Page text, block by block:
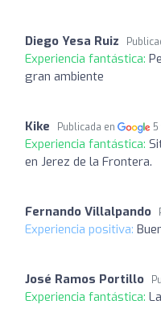
Diego Yesa Ruiz
Experiencia fantástica:
gran ambiente
Kike Publicada en 5
Experiencia fantástica:
en Jerez de la Frontera.
Fernando Villalpando
Experiencia positiva:
José Ramos Portillo
Experiencia fantástica: